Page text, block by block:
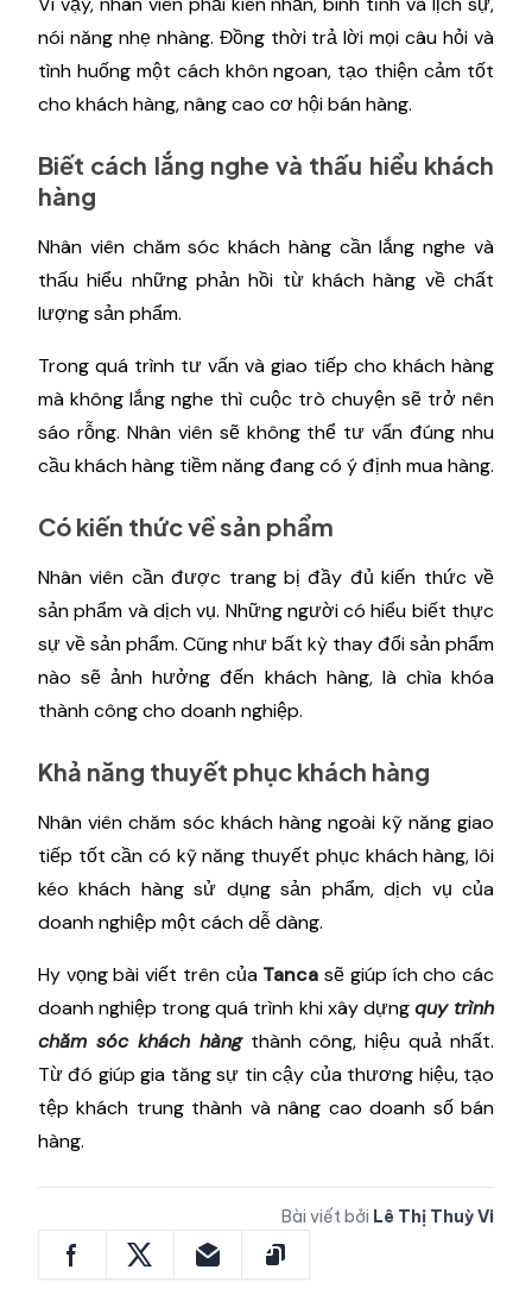
nói năng nhẹ nhàng. Đồng thời trả lời mọi câu hỏi và
tình huống một cách khôn ngoan, tạo thiện cảm tốt
cho khách hàng, nâng cao cơ hội bán hàng.
Biết cách lắng nghe và thấu hiểu khách
hàng
Nhân viên chăm sóc khách hàng cần lắng nghe và
thấu hiểu những phản hồi từ khách hàng về chất
lượng sản phẩm.
Trong quá trình tư vấn và giao tiếp cho khách hàng
mà không lắng nghe thì cuộc trò chuyện sẽ trở nên
sáo rỗng. Nhân viên sẽ không thể tư vấn đúng nhu
cầu khách hàng tiềm năng đang có ý định mua hàng.
Có kiến ​​thức về sản phẩm
Nhân viên cần được trang bị đầy đủ kiến ​​thức về
sản phẩm và dịch vụ. Những người có hiểu biết thực
sự về sản phẩm. Cũng như bất kỳ thay đổi sản phẩm
nào sẽ ảnh hưởng đến khách hàng, là chìa khóa
thành công cho doanh nghiệp.
Khả năng thuyết phục khách hàng
Nhân viên chăm sóc khách hàng ngoài kỹ năng giao
tiếp tốt cần có kỹ năng thuyết phục khách hàng, lôi
kéo khách hàng sử dụng sản phẩm, dịch vụ của
doanh nghiệp một cách dễ dàng.
Hy vọng bài viết trên của Tanca sẽ giúp ích cho các
doanh nghiệp trong quá trình khi xây dựngquy trình
chăm sóc khách hàngthành công, hiệu quả nhất.
Từ đó giúp gia tăng sự tin cậy của thương hiệu, tạo
tệp khách trung thành và nâng cao doanh số bán
hàng.
Bài viết bởi Lê Thị Thuỳ Vi